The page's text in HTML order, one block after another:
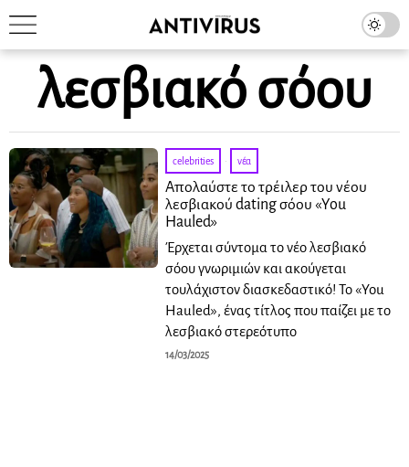
λεσβιακό σόου
celebrities · νέα
Απολαύστε το τρέιλερ του νέου
λεσβιακού dating σόου «You
Hauled»
Έρχεται σύντομα το νέο λεσβιακό
σόου γνωριμιών και ακούγεται
τουλάχιστον διασκεδαστικό! Το «You
Hauled», ένας τίτλος που παίζει με το
λεσβιακό στερεότυπο
14/03/2025